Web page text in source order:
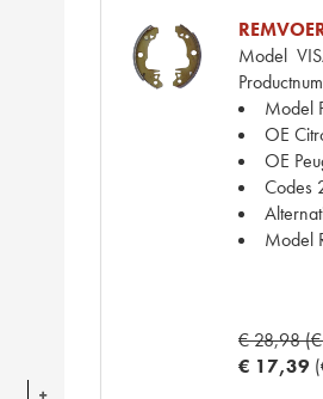
Model
Model
OE
OE
Codes
Model
€ 28,98
€ 17,39